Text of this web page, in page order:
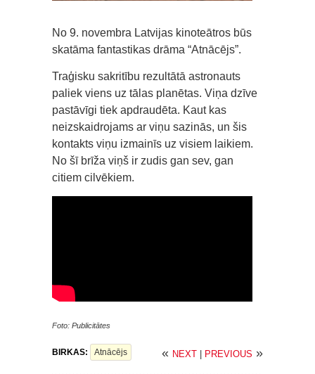
No 9. novembra Latvijas kinoteātros būs
skatāma fantastikas drāma “Atnācējs”.
Traģisku sakritību rezultātā astronauts
paliek viens uz tālas planētas. Viņa dzīve
pastāvīgi tiek apdraudēta. Kaut kas
neizskaidrojams ar viņu sazinās, un šis
kontakts viņu izmainīs uz visiem laikiem.
No šī brīža viņš ir zudis gan sev, gan
citiem cilvēkiem.
Foto: Publicitātes
BIRKAS: Atnācējs « NEXT PREVIOUS »